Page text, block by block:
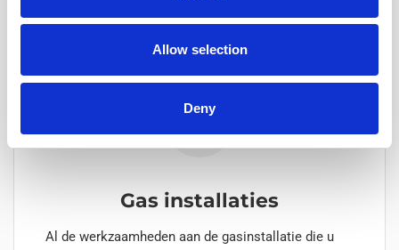
Allow selection
Deny
Gas installaties
Al de werkzaamheden aan de gasinstallatie die u